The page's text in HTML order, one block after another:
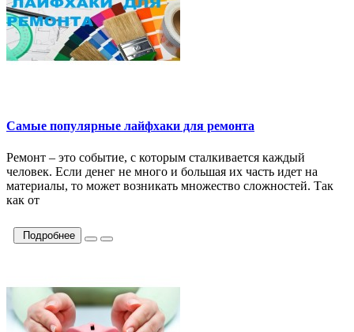
Самые популярные лайфхаки для ремонта
Ремонт – это событие, с которым сталкивается каждый
человек. Если денег не много и большая их часть идет на
материалы, то может возникать множество сложностей. Так
как от
Подробнее